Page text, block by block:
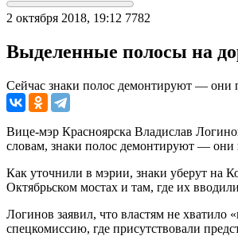
2 октября 2018, 19:12 7782
Выделенные полосы на
Сейчас знаки полос демонтируют — они
Вице-мэр Красноярска Владислав
словам, знаки полос демонтируют — они
Как уточнили в мэрии, знаки уберут на
Октябрьском мостах и там, где их
Логинов заявил, что властям не
спецкомиссию, где присутствовали